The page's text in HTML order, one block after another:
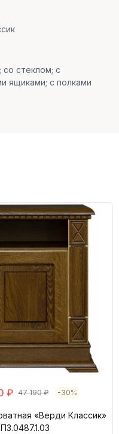
со стеклом; с
ящиками; с полками
₽ 47 190 ₽ -30%
«Верди Классик»
П3.0487.1.03